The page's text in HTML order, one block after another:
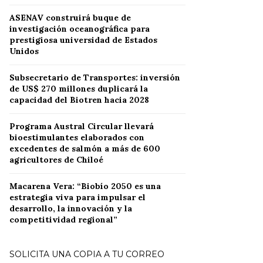
ASENAV construirá buque de
investigación oceanográfica para
prestigiosa universidad de Estados
Unidos
Subsecretario de Transportes: inversión
de US$ 270 millones duplicará la
capacidad del Biotren hacia 2028
Programa Austral Circular llevará
bioestimulantes elaborados con
excedentes de salmón a más de 600
agricultores de Chiloé
Macarena Vera: “Biobío 2050 es una
estrategia viva para impulsar el
desarrollo, la innovación y la
competitividad regional”
SOLICITA UNA COPIA A TU CORREO